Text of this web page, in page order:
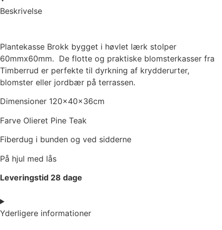
Beskrivelse
Plantekasse Brokk bygget i høvlet lærk stolper
60mmx60mm. De flotte og praktiske blomsterkasser fra
Timberrud er perfekte til dyrkning af krydderurter,
blomster eller jordbær på terrassen.
Dimensioner 120x40x36cm
Farve Olieret Pine Teak
Fiberdug i bunden og ved sidderne
På hjul med lås
Leveringstid 28 dage
Yderligere informationer